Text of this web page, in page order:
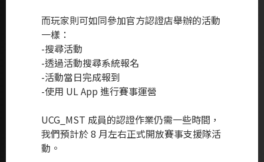
而玩家則可如同參加官方認證店舉辦的活動
一樣：
-搜尋活動
-透過活動搜尋系統報名
-活動當日完成報到
-使用 UL App 進行賽事運營
UCG_MST 成員的認證作業仍需一些時間，
我們預計於 8 月左右正式開放賽事支援隊活
動。